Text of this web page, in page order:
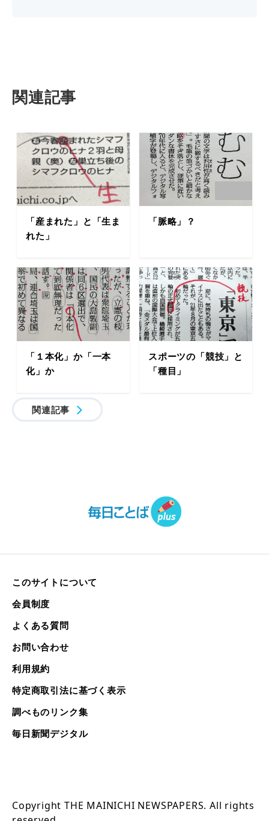
関連記事
「産まれた」と「生ま
れた」
「脈略」？
「１本化」か「一本
化」か
スポーツの「競技」と
「種目」
関連記事
このサイトについて
会員制度
よくある質問
お問い合わせ
利用規約
特定商取引法に基づく表示
調べものリンク集
毎日新聞デジタル
Copyright THE MAINICHI NEWSPAPERS. All rights